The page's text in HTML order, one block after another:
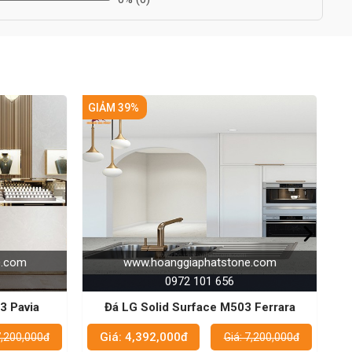
Đá LG Solid Surface M503 Ferrara
Giá: 7,200,000đ
www.hoanggiaphatstone.com
0972 101 656
GIẢM 39%
Đá LG Solid Surface M421 Passo
Giá: 4,392,000đ Giá: 7,200,000đ